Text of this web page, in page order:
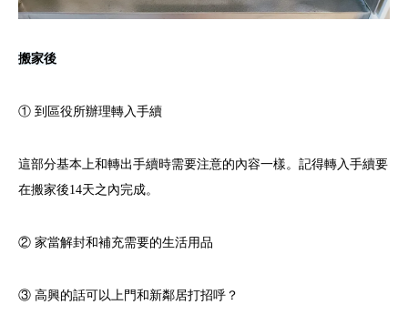
搬家後
① 到區役所辦理轉入手續
這部分基本上和轉出手續時需要注意的內容一樣。記得轉入手續要
在搬家後14天之內完成。
② 家當解封和補充需要的生活用品
③ 高興的話可以上門和新鄰居打招呼？